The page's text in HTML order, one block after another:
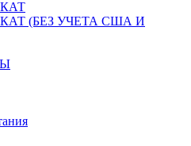
(БЕЗ УЧЕТА США И